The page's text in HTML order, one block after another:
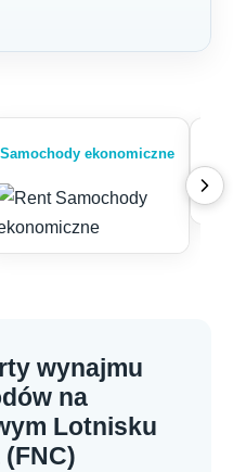
Samochody ekonomiczne
wynajmu
na
Lotnisku